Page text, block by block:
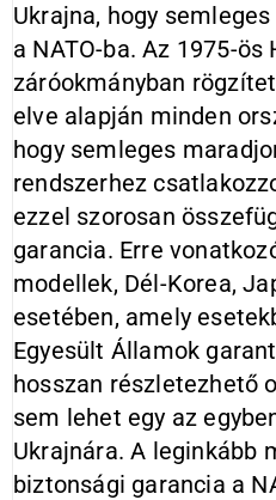
Ukrajna, hogy
a NATO-ba. Az 1975-ös
záróokmányban
elve alapján minden
hogy semleges
rendszerhez
ezzel szorosan
garancia. Erre
modellek, Dél-Korea,
esetében, amely
Egyesült Államok
hosszan részletezhető
sem lehet egy az
Ukrajnára. A leginkább
biztonsági garancia a